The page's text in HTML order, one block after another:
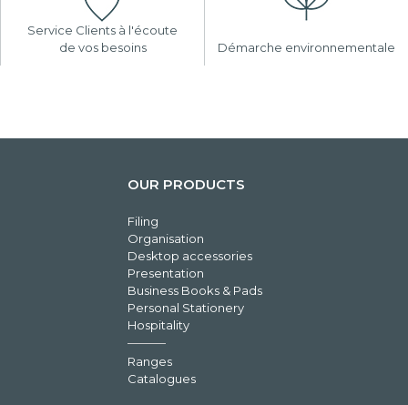
Service Clients à l'écoute
de vos besoins
Démarche environnementale
OUR PRODUCTS
Filing
Organisation
Desktop accessories
Presentation
Business Books & Pads
Personal Stationery
Hospitality
Ranges
Catalogues